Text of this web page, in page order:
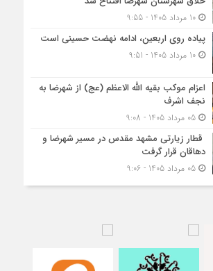
10 مرداد 1405 - 9:55
پیاده روی اربعین، ادامه نهضت حسینی است
10 مرداد 1405 - 9:51
اعزام موکب بقیه الله الاعظم (عج) از شهرضا به
نجف اشرف
05 مرداد 1405 - 9:08
قطار زیارتی مشهد مقدس در مسیر شهرضا و
دهاقان قرار گرفت
05 مرداد 1405 - 9:06